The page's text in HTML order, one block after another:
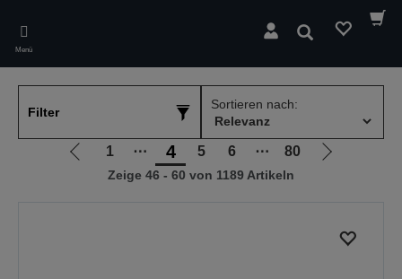
main
content
Menü
Suchen
Filter
Sortieren nach:
Zur
vorherigen
1 ⋯ 4 5 6 ⋯ 80
Zur
Zeige 46 - 60 von 1189 Artikeln